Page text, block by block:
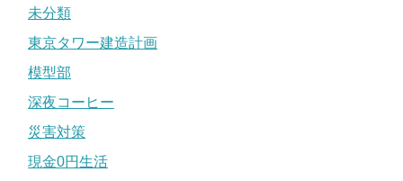
未分類
東京タワー建造計画
模型部
深夜コーヒー
災害対策
現金0円生活